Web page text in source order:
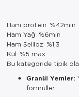
Ham protein: %42min
Ham Yağ: %6min
Ham Seliloz: %1,3
Kül: %5 max
Bu kategoride tipik
Granül Yemler:
formüller